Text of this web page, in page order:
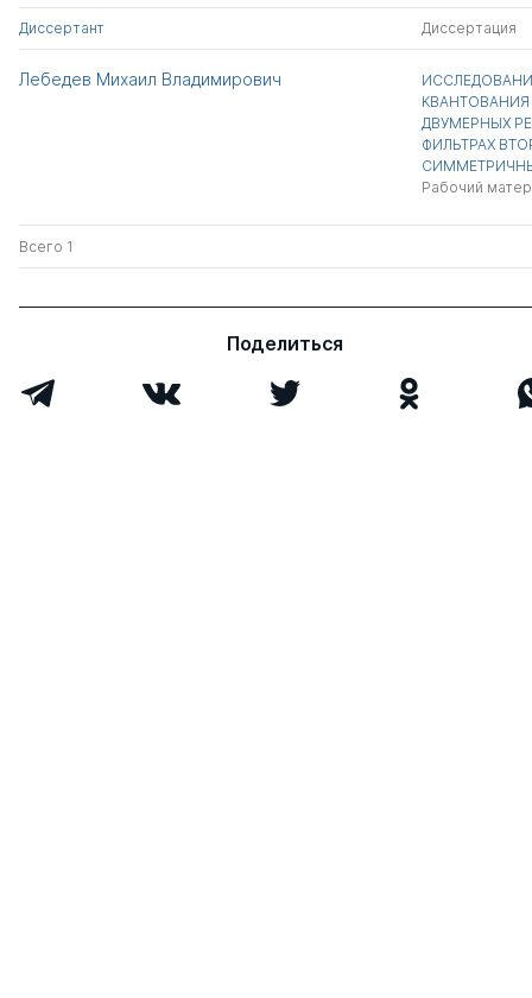
Диссертант Диссертация
Лебедев Михаил Владимирович
ДВУМЕРНЫХ
ФИЛЬТРАХ
Рабочий
Всего 1
Поделиться